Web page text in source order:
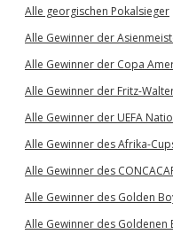
Alle georgischen Pokalsieger
Alle Gewinner der
Alle Gewinner der Copa
Alle Gewinner der Fritz-
Alle Gewinner der UEFA
Alle Gewinner des Afrika-
Alle Gewinner des
Alle Gewinner des Golden
Alle Gewinner des Goldenen